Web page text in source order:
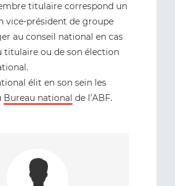
titulaire correspond un
vice-président de groupe
au conseil national en cas
titulaire ou de son élection
élit en son sein les
Bureau national de l’ABF.